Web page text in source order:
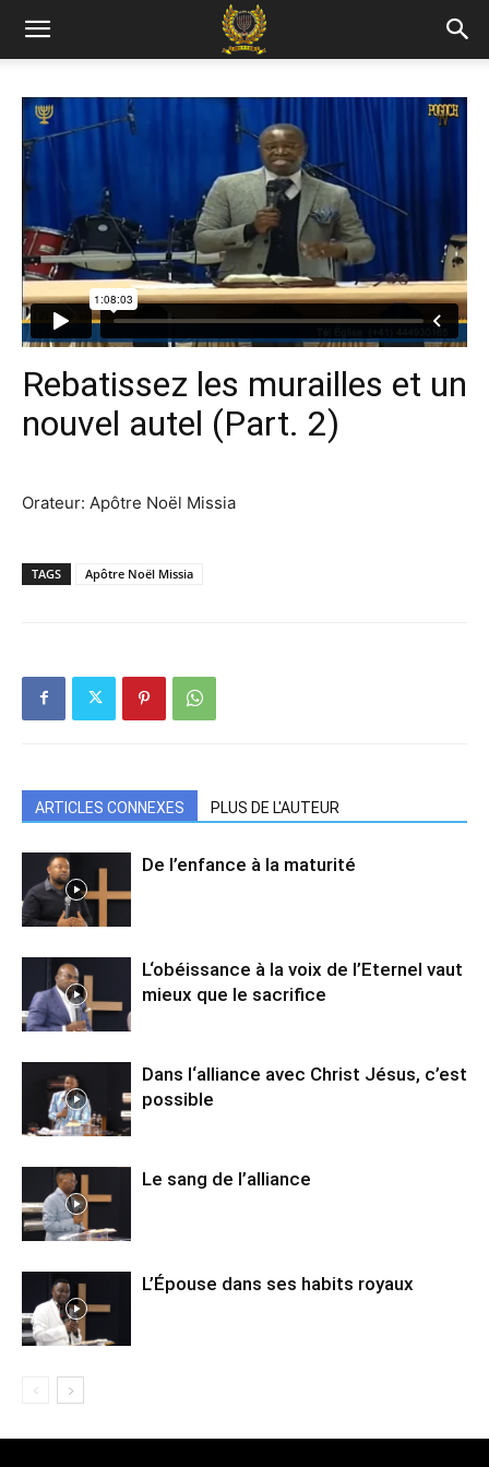
Rebatissez les murailles et un
nouvel autel (Part. 2)
Orateur: Apôtre Noël Missia
TAGS Apôtre Noël Missia
ARTICLES CONNEXES PLUS DE L'AUTEUR
De l’enfance à la maturité
L‘obéissance à la voix de l’Eternel vaut
mieux que le sacrifice
Dans l‘alliance avec Christ Jésus, c’est
possible
Le sang de l’alliance
L’Épouse dans ses habits royaux